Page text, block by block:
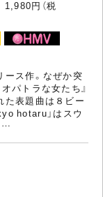
円（税
ース作。なぜか突
パトラな女たち』
た表題曲は８ビー
hotaru」はスウ
…